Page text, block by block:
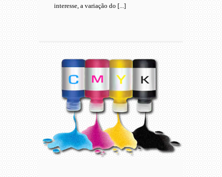
interesse, a variação do [...]